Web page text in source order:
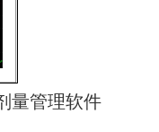
X、γ辐